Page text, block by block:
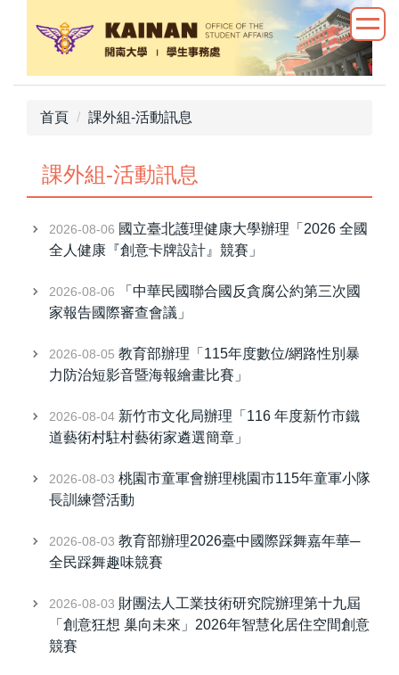
首頁 課外組-活動訊息
課外組-活動訊息
2026-08-06 國立臺北護理健康大學辦理「2026 全國
全人健康『創意卡牌設計』競賽」
2026-08-06
「中華民國聯合國反貪腐公約第三次國
家報告國際審查會議」
2026-08-05 教育部辦理「115年度數位/網路性別暴
力防治短影音暨海報繪畫比賽」
2026-08-04 新竹市文化局辦理「116 年度新竹市鐵
道藝術村駐村藝術家遴選簡章」
2026-08-03 桃園市童軍會辦理桃園市115年童軍小隊
長訓練營活動
2026-08-03 教育部辦理2026臺中國際踩舞嘉年華─
全民踩舞趣味競賽
2026-08-03 財團法人工業技術研究院辦理第十九屆
「創意狂想 巢向未來」2026年智慧化居住空間創意
競賽